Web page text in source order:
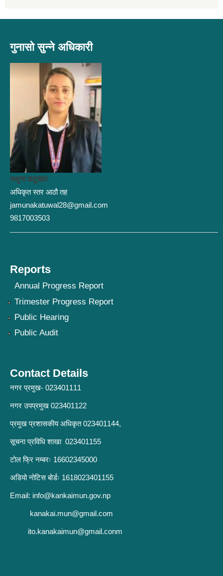
गुनासो सुन्ने अधिकारी
जमुना कटुवाल
अधिकृत स्तर आठौ तह
jamunakatuwal28@gmail.com
9817003503
Reports
Annual Progress Report
Trimester Progress Report
Public Hearing
Public Audit
Contact Details
नगर प्रमुख- 023401111
नगर उपप्रमुख 023401122
प्रमुख प्रशासकीय अधिकृत 023401144,
सूचना प्रविधि शाखा 023401155
टोल फ्रि नम्बरः 16602345000
अडियो नोटिस बोर्डः 1618023401155
Email: info@kankaimun.gov.np
kanakai.mun@gmail.com
ito.kanakaimun@gmail.conm